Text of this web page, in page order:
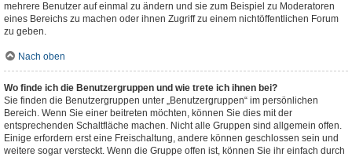
mehrere Benutzer auf einmal zu ändern und sie zum Beispiel zu Moderatoren
eines Bereichs zu machen oder ihnen Zugriff zu einem nichtöffentlichen Forum
zu geben.
Nach oben
Wo finde ich die Benutzergruppen und wie trete ich ihnen bei?
Sie finden die Benutzergruppen unter „Benutzergruppen“ im persönlichen
Bereich. Wenn Sie einer beitreten möchten, können Sie dies mit der
entsprechenden Schaltfläche machen. Nicht alle Gruppen sind allgemein offen.
Einige erfordern erst eine Freischaltung, andere können geschlossen sein und
weitere sogar versteckt. Wenn die Gruppe offen ist, können Sie ihr einfach durch